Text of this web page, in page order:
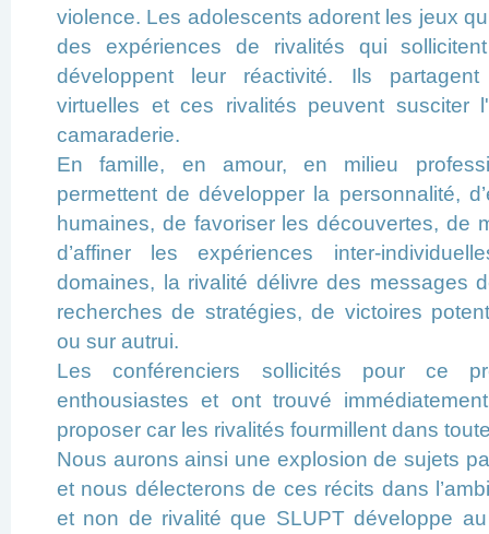
violence. Les adolescents adorent les jeux
des expériences de rivalités qui
développent leur réactivité. Ils partagent
virtuelles et ces rivalités peuvent susciter
camaraderie.
En famille, en amour, en milieu
permettent de développer la personnalité,
humaines, de favoriser les découvertes, de
d’affiner les expériences inter-
domaines, la rivalité délivre des messages
recherches de stratégies, de victoires
ou sur autrui.
Les conférenciers sollicités pour ce
enthousiastes et ont trouvé
proposer car les rivalités fourmillent dans
Nous aurons ainsi une explosion de sujets
et nous délecterons de ces récits dans
et non de rivalité que SLUPT développe